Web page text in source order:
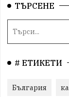
ТЪРСЕНЕ
# ЕТИКЕТИ
България